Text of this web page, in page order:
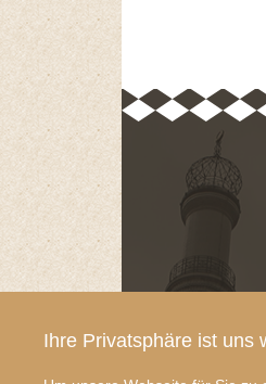
Ihre Privatsphäre ist uns